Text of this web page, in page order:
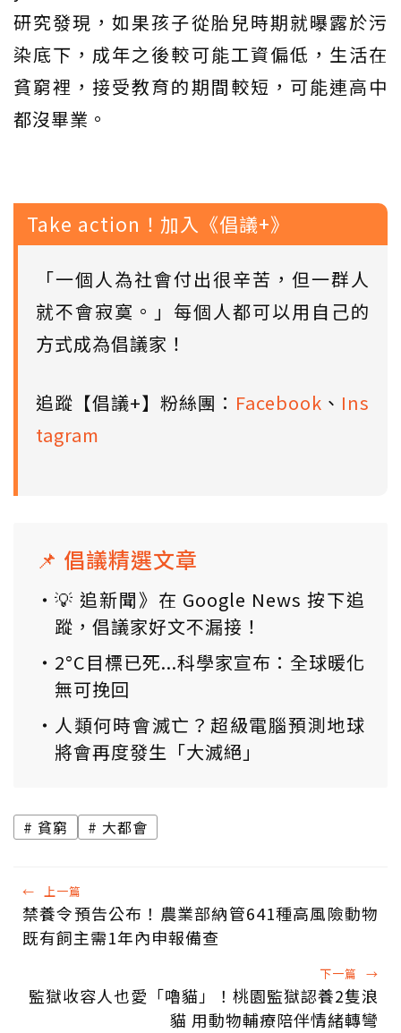
研究發現，如果孩子從胎兒時期就曝露於污
染底下，成年之後較可能工資偏低，生活在
貧窮裡，接受教育的期間較短，可能連高中
都沒畢業。
Take action！加入《倡議+》
「一個人為社會付出很辛苦，但一群人
就不會寂寞。」每個人都可以用自己的
方式成為倡議家！
追蹤【倡議+】粉絲團： Facebook 、 Ins
tagram
📌 倡議精選文章
💡 追新聞》在 Google News 按下追
蹤，倡議家好文不漏接！
2°C目標已死...科學家宣布：全球暖化
無可挽回
人類何時會滅亡？超級電腦預測地球
將會再度發生「大滅絕」
貧窮 大都會
← 上一篇
禁養令預告公布！農業部納管641種高風險動物
既有飼主需1年內申報備查
下一篇 →
監獄收容人也愛「嚕貓」！桃園監獄認養2隻浪
貓 用動物輔療陪伴情緒轉彎